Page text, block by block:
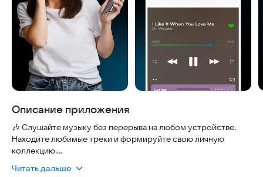
Описание приложения
🎶 Слушайте музыку без перерыва на любом устройстве.
Находите любимые треки и формируйте свою личную
коллекцию.
Читать дальше